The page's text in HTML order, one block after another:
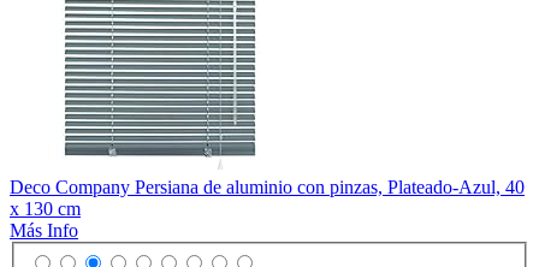
Deco Company Persiana de aluminio con pinzas, Plateado-Azul, 40
x 130 cm
Más Info